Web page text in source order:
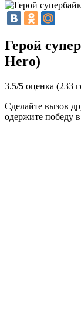
Герой
Hero)
3.5/5 оценка (233
Сделайте вызов
одержите победу